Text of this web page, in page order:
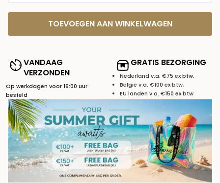
TOEVOEGEN AAN WINKELWAGEN
VANDAAG
VERZONDEN
Op werkdagen voor 16:00 uur
besteld
GRATIS BEZORGING
Nederland v.a. €75 ex btw,
België v.a. €100 ex btw,
EU landen v.a. €150 ex btw